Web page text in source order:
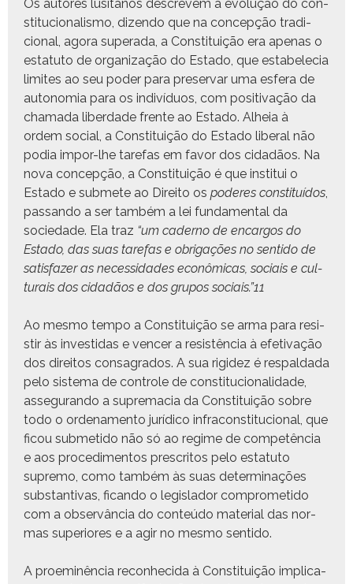
Os autores lusi­tanos descrevem a evolução do con­
sti­tu­cional­is­mo, dizen­do que na con­cepção tradi­
cional, ago­ra super­a­da, a Con­sti­tu­ição era ape­nas o
estatu­to de orga­ni­za­ção do Esta­do, que esta­b­ele­cia
lim­ites ao seu poder para preser­var uma esfera de
autono­mia para os indi­ví­du­os, com pos­i­ti­vação da
chama­da liber­dade frente ao Esta­do. Alheia à
ordem social, a Con­sti­tu­ição do Esta­do lib­er­al não
podia impor-lhe tare­fas em favor dos cidadãos. Na
nova con­cepção, a Con­sti­tu­ição é que insti­tui o
Esta­do e sub­mete ao Dire­ito os poderes con­sti­tuí­dos,
pas­san­do a ser tam­bém a lei fun­da­men­tal da
sociedade. Ela traz “um cader­no de encar­gos do
Esta­do, das suas tare­fas e obri­gações no sen­ti­do de
sat­is­faz­er as neces­si­dades econômi­cas, soci­ais e cul­
tur­ais dos cidadãos e dos gru­pos soci­ais.”11
Ao mes­mo tem­po a Con­sti­tu­ição se arma para resi­
s­tir às investi­das e vencer a resistên­cia à efe­ti­vação
dos dire­itos con­sagra­dos. A sua rigidez é respal­da­da
pelo sis­tema de con­t­role de con­sti­tu­cional­i­dade,
asse­gu­ran­do a suprema­cia da Con­sti­tu­ição sobre
todo o orde­na­men­to jurídi­co infra­con­sti­tu­cional, que
ficou sub­meti­do não só ao regime de com­petên­cia
e aos pro­ced­i­men­tos pre­scritos pelo estatu­to
supre­mo, como tam­bém às suas deter­mi­nações
sub­stan­ti­vas, fican­do o leg­is­lador com­pro­meti­do
com a observân­cia do con­teú­do mate­r­i­al das nor­
mas supe­ri­ores e a agir no mes­mo sentido.
A proem­inên­cia recon­heci­da à Con­sti­tu­ição impli­ca­